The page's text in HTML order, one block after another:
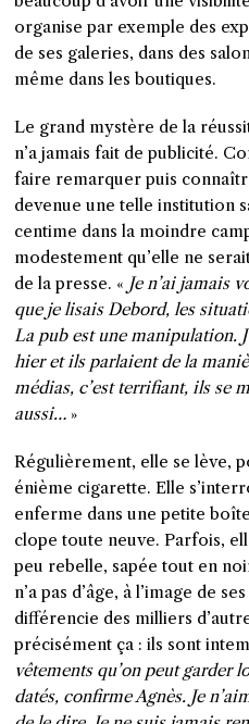
organise par exemple des
de ses galeries, dans des
même dans les boutiques.
Le grand mystère de la
n’a jamais fait de publicité.
faire remarquer puis
devenue une telle institution
centime dans la moindre
modestement qu’elle ne
de la presse. « Je n’ai jamais
que je lisais Debord, les
La pub est une manipulation.
hier et ils parlaient de la
médias, c’est terrifiant, ils se
aussi… »
Régulièrement, elle se lève,
énième cigarette. Elle
enferme dans une petite
clope toute neuve. Parfois,
peu rebelle, sapée tout en
n’a pas d’âge, à l’image de
différencie des milliers
précisément ça : ils sont
vêtements qu’on peut garder
datés, confirme Agnès. Je